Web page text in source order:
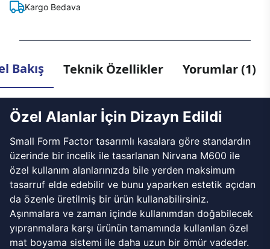
Kargo Bedava
Bakış Teknik Özellikler Yorumlar (1)
Özel Alanlar İçin Dizayn Edildi
Small Form Factor tasarımlı kasalara göre standardın
üzerinde bir incelik ile tasarlanan Nirvana M600 ile
özel kullanım alanlarınızda bile yerden maksimum
tasarruf elde edebilir ve bunu yaparken estetik açıdan
da özenle üretilmiş bir ürün kullanabilirsiniz.
Aşınmalara ve zaman içinde kullanımdan doğabilecek
yıpranmalara karşı ürünün tamamında kullanılan özel
mat boyama sistemi ile daha uzun bir ömür vadeder.